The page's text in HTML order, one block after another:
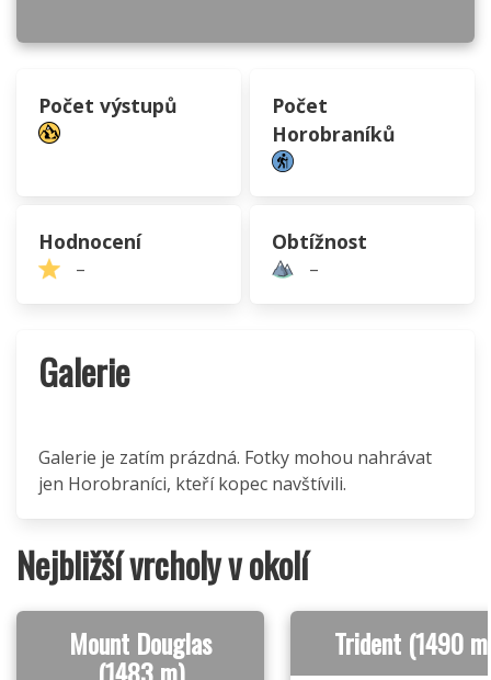
Počet výstupů
Počet
Horobraníků
Hodnocení
–
Obtížnost
–
Galerie
Galerie je zatím prázdná. Fotky mohou nahrávat
jen Horobraníci, kteří kopec navštívili.
Nejbližší vrcholy v okolí
Mount Douglas Trident (1490